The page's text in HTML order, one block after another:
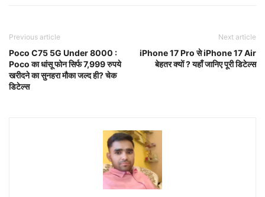
Previous article
Poco C75 5G Under 8000 :
Poco का धांसू फोन सिर्फ 7,999 रुपये
खरीदने का सुनहरा मौका जल्द ही? चेक
डिटेल्स
Next article
iPhone 17 Pro से iPhone 17 Air
बेहतर क्यों ? यहाँ जानिए पूरी डिटेल्स